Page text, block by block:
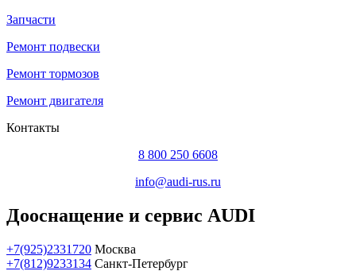
Запчасти
Ремонт подвески
Ремонт тормозов
Ремонт двигателя
Контакты
8 800 250 6608
info@audi-rus.ru
Дооснащение и сервис AUDI
+7(925)2331720 Москва
+7(812)9233134 Санкт-Петербург